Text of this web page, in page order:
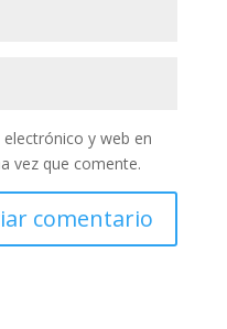
y web en
vez que comente.